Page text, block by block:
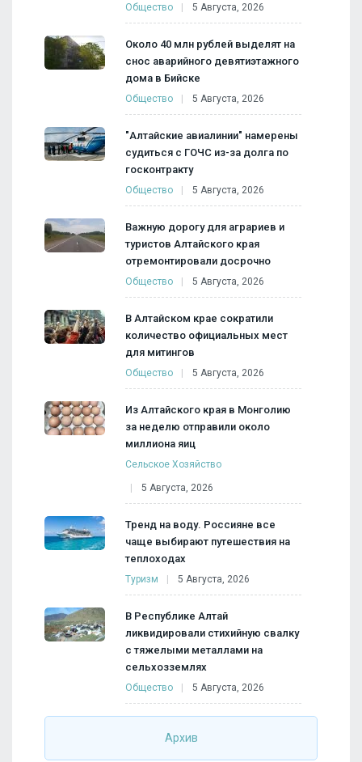
Общество 5 Августа, 2026
Около 40 млн рублей выделят на
снос аварийного девятиэтажного
дома в Бийске
Общество 5 Августа, 2026
"Алтайские авиалинии" намерены
судиться с ГОЧС из-за долга по
госконтракту
Общество 5 Августа, 2026
Важную дорогу для аграриев и
туристов Алтайского края
отремонтировали досрочно
Общество 5 Августа, 2026
В Алтайском крае сократили
количество официальных мест
для митингов
Общество 5 Августа, 2026
Из Алтайского края в Монголию
за неделю отправили около
миллиона яиц
Сельское Хозяйство
5 Августа, 2026
Тренд на воду. Россияне все
чаще выбирают путешествия на
теплоходах
Туризм 5 Августа, 2026
В Республике Алтай
ликвидировали стихийную свалку
с тяжелыми металлами на
сельхозземлях
Общество 5 Августа, 2026
Архив